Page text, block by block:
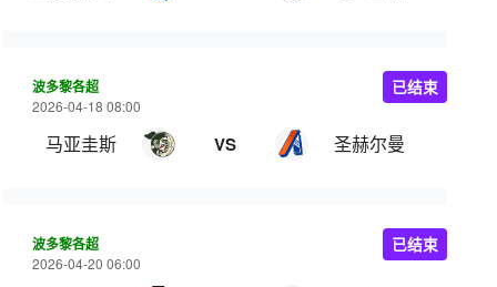
波多黎各超
2026-04-18 08:00
马亚圭斯 VS 圣赫尔曼
已结束
波多黎各超
2026-04-20 06:00
已结束